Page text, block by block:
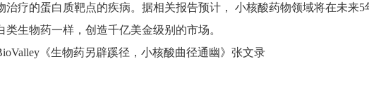
治疗的蛋白质靶点的疾病。据相关报告预计， 小核酸药物领域将在未来5
类生物药一样，创造千亿美金级别的市场。
《生物药另辟蹊径，小核酸曲径通幽》张文录